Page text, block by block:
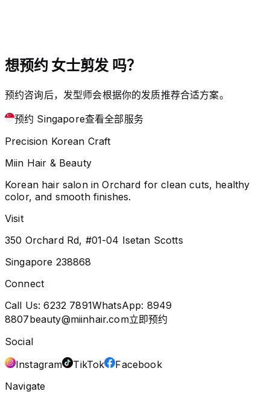
想预约 女士剪发 吗？
预约咨询后，发型师会根据你的发质推荐合适方案。
预约 Singapore查看全部服务
Precision Korean Craft
Miin Hair & Beauty
Korean hair salon in Orchard for clean cuts, healthy
color, and smooth finishes.
Visit
350 Orchard Rd, #01-04 Isetan Scotts
Singapore 238868
Connect
Call Us:6232 7891WhatsApp: 8949
8807beauty@miinhair.com立即预约
Social
Instagram
TikTok
Facebook
Navigate